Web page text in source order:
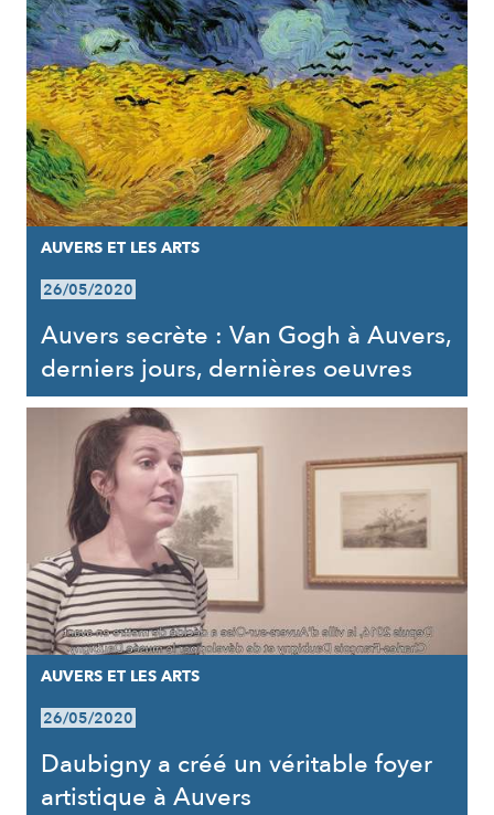
AUVERS ET LES ARTS
26/05/2020
Auvers secrète : Van Gogh à Auvers,
derniers jours, dernières oeuvres
AUVERS ET LES ARTS
26/05/2020
Daubigny a créé un véritable foyer
artistique à Auvers